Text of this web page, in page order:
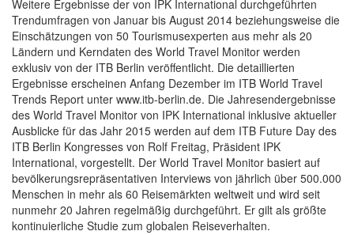
Weitere Ergebnisse der von IPK International durchgeführten
Trendumfragen von Januar bis August 2014 beziehungsweise die
Einschätzungen von 50 Tourismusexperten aus mehr als 20
Ländern und Kerndaten des World Travel Monitor werden
exklusiv von der ITB Berlin veröffentlicht. Die detaillierten
Ergebnisse erscheinen Anfang Dezember im ITB World Travel
Trends Report unter www.itb-berlin.de. Die Jahresendergebnisse
des World Travel Monitor von IPK International inklusive aktueller
Ausblicke für das Jahr 2015 werden auf dem ITB Future Day des
ITB Berlin Kongresses von Rolf Freitag, Präsident IPK
International, vorgestellt. Der World Travel Monitor basiert auf
bevölkerungsrepräsentativen Interviews von jährlich über 500.000
Menschen in mehr als 60 Reisemärkten weltweit und wird seit
nunmehr 20 Jahren regelmäßig durchgeführt. Er gilt als größte
kontinuierliche Studie zum globalen Reiseverhalten.